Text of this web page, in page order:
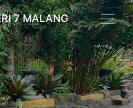
7 MALANG